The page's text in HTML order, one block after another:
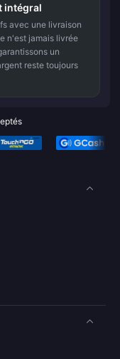
intégral
avec une livraison
n'est jamais livrée
un
reste toujours